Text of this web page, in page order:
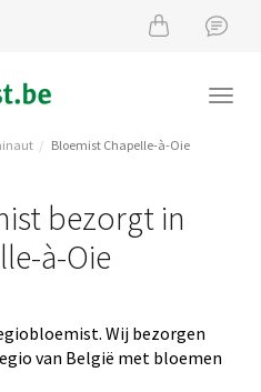
Bloemist Chapelle-à-Oie
bezorgt in
à-Oie
Wij bezorgen
van België met bloemen